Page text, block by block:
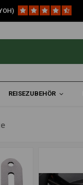
REISEZUBEHÖR